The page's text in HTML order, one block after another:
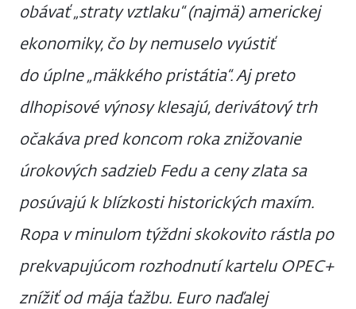
obávať „straty vztlaku“ (najmä) americkej
ekonomiky, čo by nemuselo vyústiť
do úplne „mäkkého pristátia“. Aj preto
dlhopisové výnosy klesajú, derivátový trh
očakáva pred koncom roka znižovanie
úrokových sadzieb Fedu a ceny zlata sa
posúvajú k blízkosti historických maxím.
Ropa v minulom týždni skokovito rástla po
prekvapujúcom rozhodnutí kartelu OPEC+
znížiť od mája ťažbu. Euro naďalej